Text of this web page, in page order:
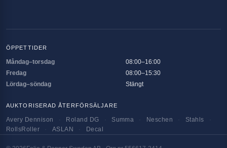
ÖPPETTIDER
Måndag–torsdag
08:00–16:00
Fredag
08:00–15:30
Lördag–söndag
Stängt
AUKTORISERAD ÅTERFÖRSÄLJARE
Avery Dennison Roland DG Summa Neschen Stahls
RollsRoller
ASLAN Decal